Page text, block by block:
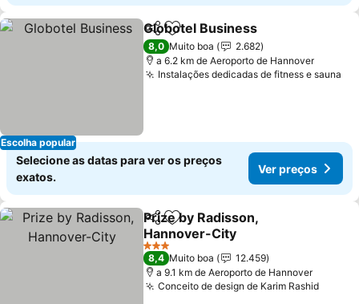
Escolha popular
PartilharAdicionar aos favoritos
Globotel Business
8,0 Muito boa
2.682
a 6.2 km de Aeroporto de Hannover
Instalações dedicadas de fitness e sauna
Selecione as datas para ver os preços
exatos.
Ver preços
PartilharAdicionar aos favoritos
Prize by Radisson,
Hannover-City
3 Estrelas
8,4 Muito boa
12.459
a 9.1 km de Aeroporto de Hannover
Conceito de design de Karim Rashid